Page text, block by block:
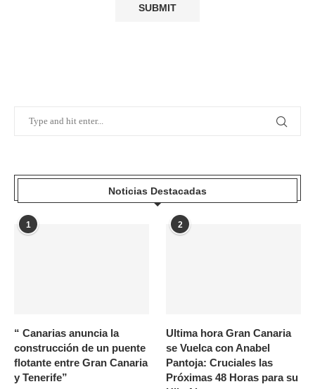
Noticias Destacadas
1
“ Canarias anuncia la
construcción de un puente
flotante entre Gran Canaria
y Tenerife”
2
Ultima hora Gran Canaria
se Vuelca con Anabel
Pantoja: Cruciales las
Próximas 48 Horas para su